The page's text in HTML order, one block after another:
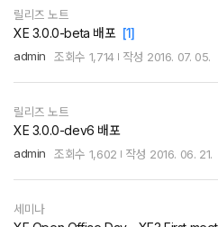
릴리즈 노트
XE 3.0.0-beta 배포 [1]
admin 조회수 1,714 작성 2016. 07. 05.
릴리즈 노트
XE 3.0.0-dev6 배포
admin 조회수 1,602 작성 2016. 06. 21.
세미나